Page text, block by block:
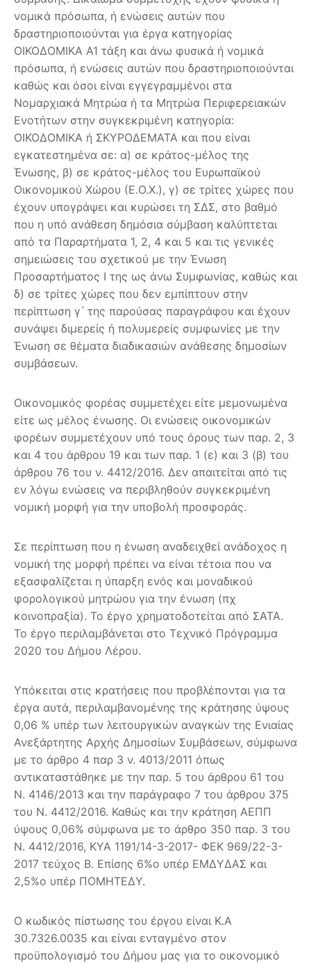
νομικά πρόσωπα, ή ενώσεις αυτών που
δραστηριοποιούνται για έργα κατηγορίας
ΟΙΚΟΔΟΜΙΚΑ Α1 τάξη και άνω φυσικά ή νομικά
πρόσωπα, ή ενώσεις αυτών που δραστηριοποιούνται
καθώς και όσοι είναι εγγεγραμμένοι στα
Νομαρχιακά Μητρώα ή τα Μητρώα Περιφερειακών
Ενοτήτων στην συγκεκριμένη κατηγορία:
ΟΙΚΟΔΟΜΙΚΑ ή ΣΚΥΡΟΔΕΜΑΤΑ και που είναι
εγκατεστημένα σε: α) σε κράτος-μέλος της
Ένωσης, β) σε κράτος-μέλος του Ευρωπαϊκού
Οικονομικού Χώρου (Ε.Ο.Χ.), γ) σε τρίτες χώρες που
έχουν υπογράψει και κυρώσει τη ΣΔΣ, στο βαθμό
που η υπό ανάθεση δημόσια σύμβαση καλύπτεται
από τα Παραρτήματα 1, 2, 4 και 5 και τις γενικές
σημειώσεις του σχετικού με την Ένωση
Προσαρτήματος I της ως άνω Συμφωνίας, καθώς και
δ) σε τρίτες χώρες που δεν εμπίπτουν στην
περίπτωση γ ́ της παρούσας παραγράφου και έχουν
συνάψει διμερείς ή πολυμερείς συμφωνίες με την
Ένωση σε θέματα διαδικασιών ανάθεσης δημοσίων
συμβάσεων.
Οικονομικός φορέας συμμετέχει είτε μεμονωμένα
είτε ως μέλος ένωσης. Οι ενώσεις οικονομικών
φορέων συμμετέχουν υπό τους όρους των παρ. 2, 3
και 4 του άρθρου 19 και των παρ. 1 (ε) και 3 (β) του
άρθρου 76 του ν. 4412/2016. Δεν απαιτείται από τις
εν λόγω ενώσεις να περιβληθούν συγκεκριμένη
νομική μορφή για την υποβολή προσφοράς.
Σε περίπτωση που η ένωση αναδειχθεί ανάδοχος η
νομική της μορφή πρέπει να είναι τέτοια που να
εξασφαλίζεται η ύπαρξη ενός και μοναδικού
φορολογικού μητρώου για την ένωση (πχ
κοινοπραξία). Το έργο χρηματοδοτείται από ΣΑΤΑ.
Το έργο περιλαμβάνεται στο Τεχνικό Πρόγραμμα
2020 του Δήμου Λέρου.
Υπόκειται στις κρατήσεις που προβλέπονται για τα
έργα αυτά, περιλαμβανομένης της κράτησης ύψους
0,06 % υπέρ των λειτουργικών αναγκών της Ενιαίας
Ανεξάρτητης Αρχής Δημοσίων Συμβάσεων, σύμφωνα
με το άρθρο 4 παρ 3 ν. 4013/2011 όπως
αντικαταστάθηκε με την παρ. 5 του άρθρου 61 του
Ν. 4146/2013 και την παράγραφο 7 του άρθρου 375
του Ν. 4412/2016. Καθώς και την κράτηση ΑΕΠΠ
ύψους 0,06% σύμφωνα με το άρθρο 350 παρ. 3 του
Ν. 4412/2016, ΚΥΑ 1191/14-3-2017- ΦΕΚ 969/22-3-
2017 τεύχος Β. Επίσης 6%ο υπέρ ΕΜΔΥΔΑΣ και
2,5%ο υπέρ ΠΟΜΗΤΕΔΥ.
Ο κωδικός πίστωσης του έργου είναι Κ.Α
30.7326.0035 και είναι ενταγμένο στον
προϋπολογισμό του Δήμου μας για το οικονομικό